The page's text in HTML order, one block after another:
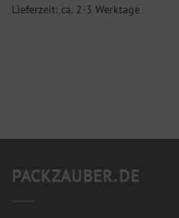
Lieferzeit: ca. 2-3 Werktage
PACKZAUBER.DE